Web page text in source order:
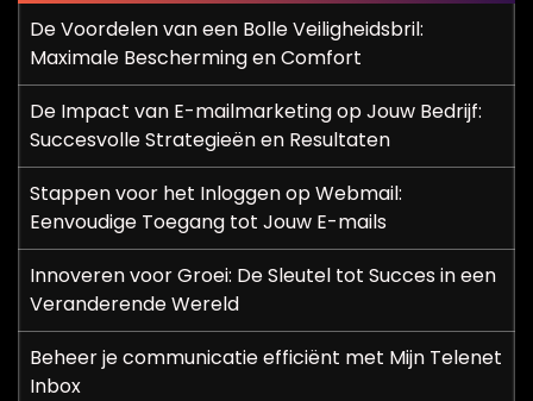
De Voordelen van een Bolle Veiligheidsbril:
Maximale Bescherming en Comfort
De Impact van E-mailmarketing op Jouw Bedrijf:
Succesvolle Strategieën en Resultaten
Stappen voor het Inloggen op Webmail:
Eenvoudige Toegang tot Jouw E-mails
Innoveren voor Groei: De Sleutel tot Succes in een
Veranderende Wereld
Beheer je communicatie efficiënt met Mijn Telenet
Inbox